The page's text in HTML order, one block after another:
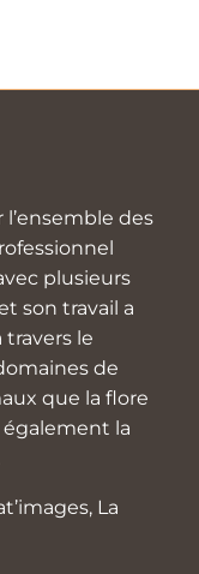
des
plusieurs
son travail a
le
de
que la flore
également la
La